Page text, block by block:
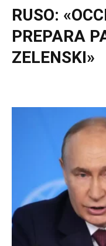
RUSO:
PREPARA
ZELENSKI»